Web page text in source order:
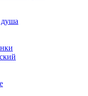
душа